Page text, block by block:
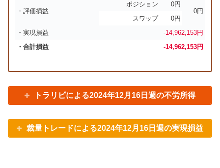
・評価損益
ポジション
0円
0円
スワップ
0円
・実現損益
-14,962,153円
・合計損益
-14,962,153円
トラリピによる2024年12月16日週の不労所得
裁量トレードによる2024年12月16日週の実現損益